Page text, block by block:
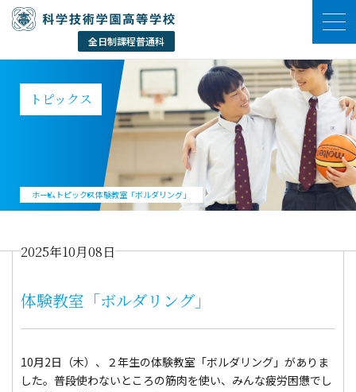
トピックス
ホーム トピックス体験教室「ボルダリング」
2025年10月08日
体験教室「ボルダリング」
10月2日（木）、２年生の体験教室「ボルダリング」がありま
した。普段使わないところの筋肉を使い、みんな疲労困憊でし